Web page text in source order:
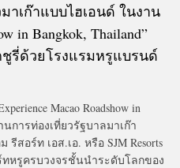
าเก๊าแบบไฮเอนด์ ในงาน
in Bangkok, Thailand”
รี่ด้วยโรงแรมหรูแบรนด์
Macao Roadshow in
นการท่องเที่ยวรัฐบาลมาเก๊า
สอร์ท เอส.เอ. หรือ SJM Resorts
หรูครบวงจรชั้นนำระดับโลกของ